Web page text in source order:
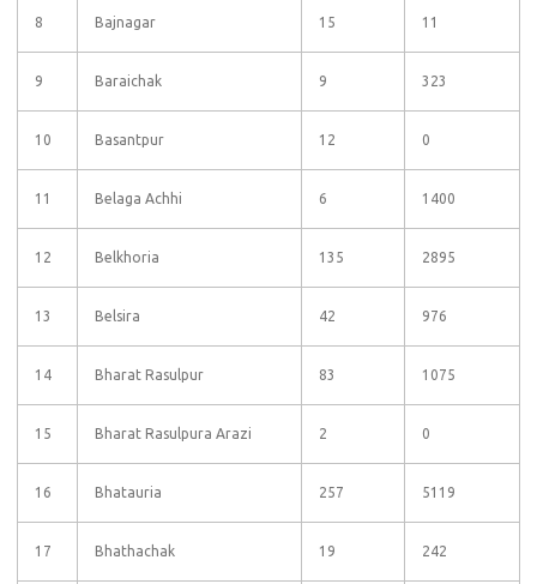
8 Bajnagar 15 11
9 Baraichak 9 323
10 Basantpur 12 0
11 Belaga Achhi 6 1400
12 Belkhoria 135 2895
13 Belsira 42 976
14 Bharat Rasulpur 83 1075
15 Bharat Rasulpura Arazi 2 0
16 Bhatauria 257 5119
17 Bhathachak 19 242